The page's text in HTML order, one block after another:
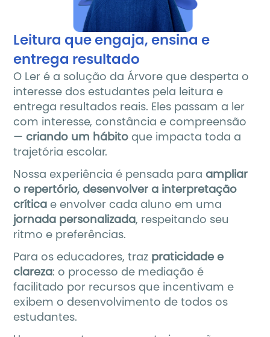
Leitura que engaja, ensina e
entrega resultado
O Ler é a solução da Árvore que desperta o
interesse dos estudantes pela leitura e
entrega resultados reais. Eles passam a ler
com interesse, constância e compreensão
— criando um hábito que impacta toda a
trajetória escolar.
Nossa experiência é pensada para ampliar
o repertório, desenvolver a interpretação
crítica e envolver cada aluno em uma
jornada personalizada, respeitando seu
ritmo e preferências.
Para os educadores, traz praticidade e
clareza: o processo de mediação é
facilitado por recursos que incentivam e
exibem o desenvolvimento de todos os
estudantes.